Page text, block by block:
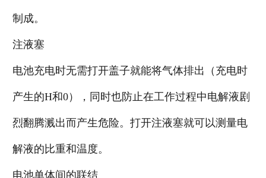
制成。
注液塞
电池充电时无需打开盖子就能将气体排出（充电时
产生的H和0），同时也防止在工作过程中电解液剧
烈翻腾溅出而产生危险。打开注液塞就可以测量电
解液的比重和温度。
电池单体间的联结